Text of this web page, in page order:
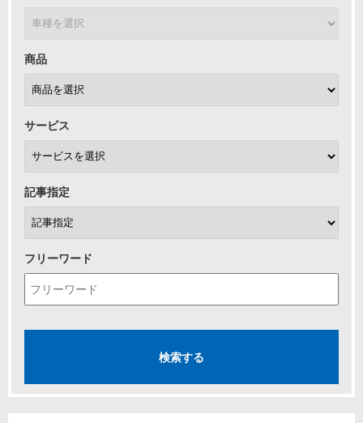
商品
サービス
記事指定
フリーワード